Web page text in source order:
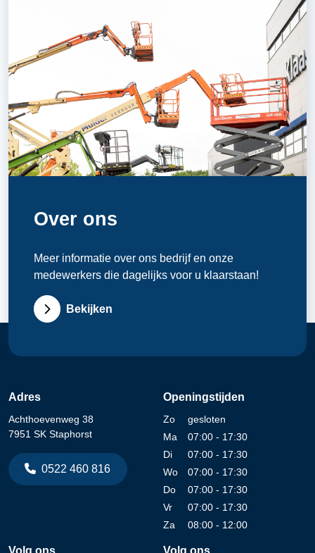
Over ons
Meer informatie over ons bedrijf en onze
medewerkers die dagelijks voor u klaarstaan!
Bekijken
Adres
Achthoevenweg 38
7951 SK Staphorst
0522 460 816
Openingstijden
Zo
gesloten
Ma
07:00 - 17:30
Di
07:00 - 17:30
Wo
07:00 - 17:30
Do
07:00 - 17:30
Vr
07:00 - 17:30
Za
08:00 - 12:00
Volg ons Volg ons